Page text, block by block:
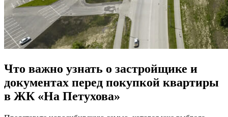
Что важно узнать о застройщике и
документах перед покупкой квартиры
в ЖК «На Петухова»